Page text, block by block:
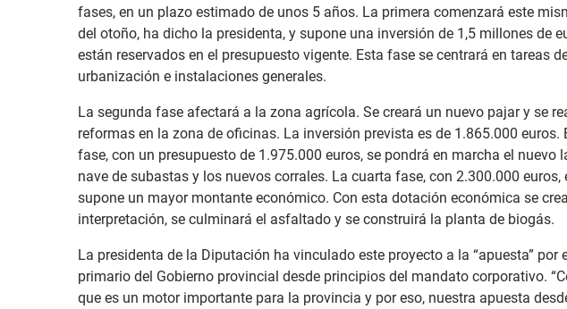
fases, en un plazo estimado de unos 5 años. La primera comenzará este
del otoño, ha dicho la presidenta, y supone una inversión de 1,5 millones de
están reservados en el presupuesto vigente. Esta fase se centrará en tareas
urbanización e instalaciones generales.
La segunda fase afectará a la zona agrícola. Se creará un nuevo pajar y se
reformas en la zona de oficinas. La inversión prevista es de 1.865.000 euros.
fase, con un presupuesto de 1.975.000 euros, se pondrá en marcha el nuevo
nave de subastas y los nuevos corrales. La cuarta fase, con 2.300.000 euros,
supone un mayor montante económico. Con esta dotación económica se
interpretación, se culminará el asfaltado y se construirá la planta de biogás.
La presidenta de la Diputación ha vinculado este proyecto a la “apuesta” por
primario del Gobierno provincial desde principios del mandato corporativo.
que es un motor importante para la provincia y por eso, nuestra apuesta